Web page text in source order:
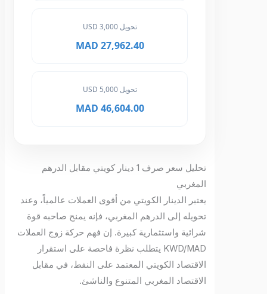
تحويل 3,000 USD
27,962.40 MAD
تحويل 5,000 USD
46,604.00 MAD
تحليل سعر صرف 1 دينار كويتي مقابل الدرهم
المغربي
يعتبر الدينار الكويتي من أقوى العملات عالمياً، وعند
تحويله إلى الدرهم المغربي، فإنه يمنح صاحبه قوة
شرائية واستثمارية كبيرة. إن فهم حركة زوج العملات
KWD/MAD يتطلب نظرة فاحصة على استقرار
الاقتصاد الكويتي المعتمد على النفط، في مقابل
الاقتصاد المغربي المتنوع والناشئ.